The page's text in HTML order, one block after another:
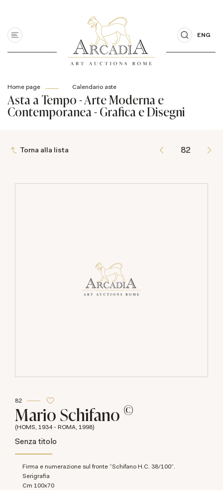
ENG
Home page Calendario aste
Asta a Tempo - Arte Moderna e
Contemporanea - Grafica e Disegni
Torna alla lista
82
Mario Schifano ©
(HOMS, 1934 - ROMA, 1998)
Senza titolo
Firma e numerazione sul fronte "Schifano H.C. 38/100".
Serigrafia
cm 100x70